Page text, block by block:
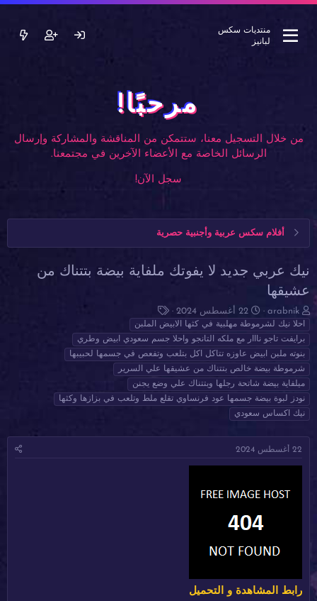
منتديات سكس
لبانيز
مرحبًا!
من خلال التسجيل معنا، ستتمكن من المناقشة والمشاركة وإرسال
الرسائل الخاصة مع الأعضاء الآخرين في مجتمعنا.
سجل الآن!
أفلام سكس عربية وأجنبية حصرية
نيك عربي جديد لا يفوتك ملفاية بيضة بتتناك من
عشيقها
ب
ا
د
ئ
ا
ل
م
و
ض
ع
arabnik
ت
ا
ر
ي
خ
ا
ل
ب
د
22 أغسطس 2024
ا
و
س
و
م
احلا نيك لشرموطة مهلبية في كثها الابيض الملبن
برايفت تاجو نااار مع ملكه التانجو واحلا جسم سعودي ابيض وطري
بنوته ملبن ابيض عاوزه تتاكل اكل بتلعب وتفعص في جسمها لحبيبها
شرموطة بيضة خالص بتتناك من عشيقها علي السرير
ميلفاية بيضة شاتحة رجلها وبتتناك علي وضع يجنن
نودز لبوة بيضة جسمها عود فرنساوي تقلع ملط وتلعب في بزازها وكثها
نيك اكساس سعودي
22 أغسطس 2024
رابط المشاهدة و التحميل